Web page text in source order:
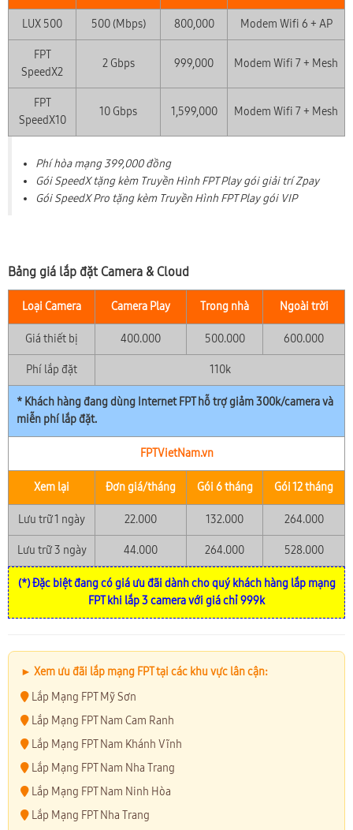
LUX 500 500 (Mbps) 800,000 Modem Wifi 6 + AP
FPT
SpeedX2
2 Gbps 999,000 Modem Wifi 7 + Mesh
FPT
SpeedX10
10 Gbps 1,599,000 Modem Wifi 7 + Mesh
Phí hòa mạng 399,000 đồng
Gói SpeedX tặng kèm Truyền Hình FPT Play gói giải trí Zpay
Gói SpeedX Pro tặng kèm Truyền Hình FPT Play gói VIP
Bảng giá lắp đặt Camera & Cloud
Loại Camera Camera Play Trong nhà Ngoài trời
Giá thiết bị 400.000 500.000 600.000
Phí lắp đặt 110k
* Khách hàng đang dùng Internet FPT hỗ trợ giảm 300k/camera và
miễn phí lắp đặt.
FPTVietNam.vn
Xem lại Đơn giá/tháng Gói 6 tháng Gói 12 tháng
Lưu trữ 1 ngày 22.000 132.000 264.000
Lưu trữ 3 ngày 44.000 264.000 528.000
(*) Đặc biệt đang có giá ưu đãi dành cho quý khách hàng lắp mạng
FPT khi lắp 3 camera với giá chỉ 999k
► Xem ưu đãi lắp mạng FPT tại các khu vực lân cận:
Lắp Mạng FPT Mỹ Sơn
Lắp Mạng FPT Nam Cam Ranh
Lắp Mạng FPT Nam Khánh Vĩnh
Lắp Mạng FPT Nam Nha Trang
Lắp Mạng FPT Nam Ninh Hòa
Lắp Mạng FPT Nha Trang